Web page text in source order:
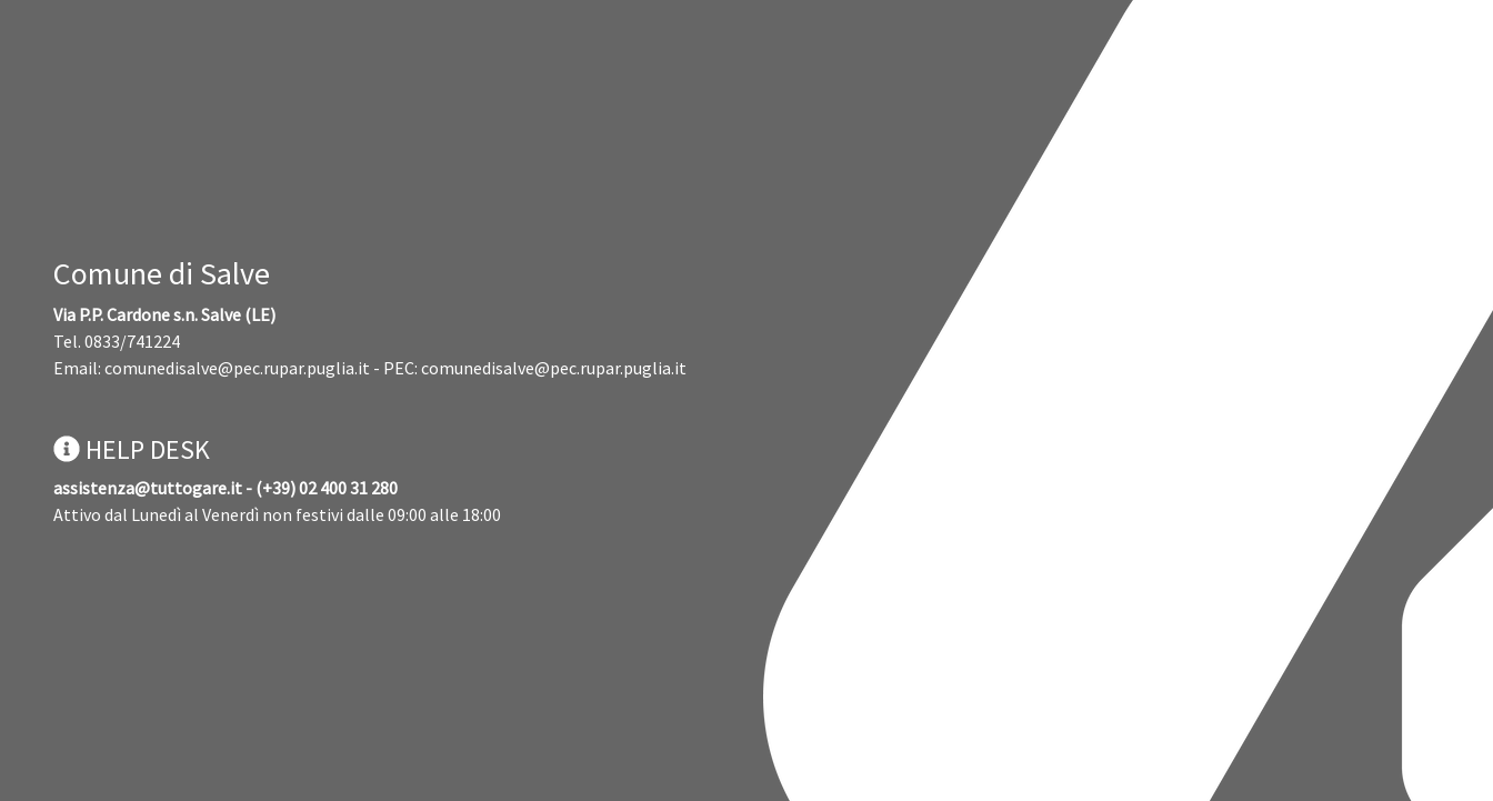
Comune di Salve
Via P.P. Cardone s.n. Salve (LE)
Tel. 0833/741224
Email: comunedisalve@pec.rupar.puglia.it - PEC: comunedisalve@pec.rupar.puglia.it
HELP DESK
assistenza@tuttogare.it - (+39) 02 400 31 280
Attivo dal Lunedì al Venerdì non festivi dalle 09:00 alle 18:00